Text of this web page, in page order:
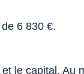
6 830 €.
le capital. Au